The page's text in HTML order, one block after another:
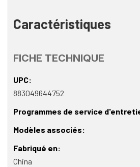
Caractéristiques
FICHE TECHNIQUE
UPC
883049644752
Programmes de service
Modèles associés
Fabriqué en
China